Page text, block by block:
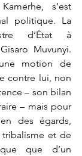
s’est
politique. La
d’État à
Muvunyi.
motion de
contre lui, non
– son bilan
– mais pour
des égards,
et de
que d’un